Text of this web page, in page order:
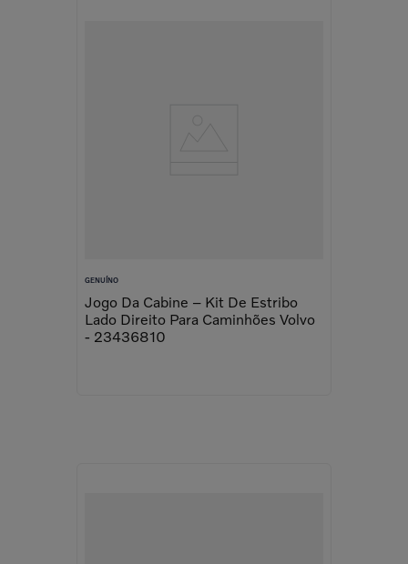
GENUÍNO
Jogo Da Cabine – Kit De Estribo
Lado Direito Para Caminhões Volvo
- 23436810